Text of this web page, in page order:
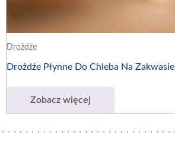
Drożdże
Drożdże Płynne Do Chleba Na Zakwasie
Zobacz więcej